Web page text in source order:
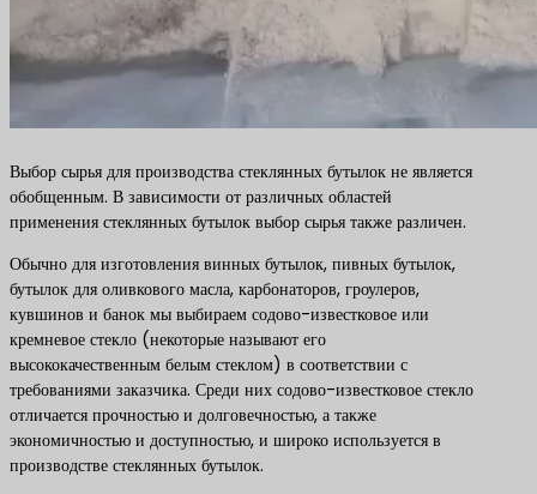
Выбор сырья для производства стеклянных бутылок не является
обобщенным. В зависимости от различных областей
применения стеклянных бутылок выбор сырья также различен.
Обычно для изготовления винных бутылок, пивных бутылок,
бутылок для оливкового масла, карбонаторов, гроулеров,
кувшинов и банок мы выбираем содово-известковое или
кремневое стекло (некоторые называют его
высококачественным белым стеклом) в соответствии с
требованиями заказчика. Среди них содово-известковое стекло
отличается прочностью и долговечностью, а также
экономичностью и доступностью, и широко используется в
производстве стеклянных бутылок.